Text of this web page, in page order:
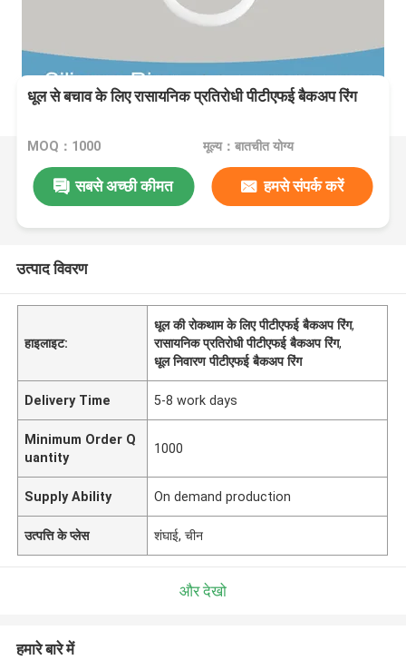
धूल से बचाव के लिए रासायनिक प्रतिरोधी पीटीएफई बैकअप रिंग
MOQ：1000 मूल्य：बातचीत योग्य
सबसे अच्छी कीमत हमसे संपर्क करें
उत्पाद विवरण
हाइलाइट:
धूल की रोकथाम के लिए पीटीएफई बैकअप रिंग,
रासायनिक प्रतिरोधी पीटीएफई बैकअप रिंग,
धूल निवारण पीटीएफई बैकअप रिंग
Delivery Time 5-8 work days
Minimum Order Q
uantity
1000
Supply Ability On demand production
उत्पत्ति के प्लेस शंघाई, चीन
और देखो
हमारे बारे में